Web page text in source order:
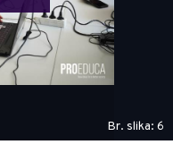
Br. slika: 6